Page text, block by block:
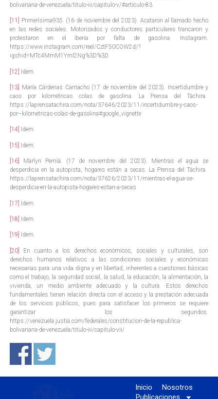
bolivariana-de-venezuela/titulo-iii/capitulo-v/#articulo-83
[11]
Primerísima935. (16 de noviembre del 2023). Acataron al llamado hecho
en las redes sociales. Motorizados y conductores particulares trancaron y
protestaron en el Iberia por falta de gasolina. Instagram.
https://www.instagram.com/reel/CztF50COW2d/?
igshid=MTc4MmM1YmI2Ng%3D%3D
[12] Idem.
[13]
María Cárdenas Camacho (17 de noviembre del 2023). Incertidumbre y
caos por kilométricas colas de gasolina. La Prensa del Táchira.
https://laprensatachira.com/nota/37646/2023/11/incertidumbre-y-caos-
por–kilometricas-colas-de-gasolina#google_vignette
[14] Idem.
[15] Idem.
[16]
Marlyn Pernía. (17 de noviembre del 2023). Mientras el agua se
desperdicia en la autopista, hogares están a secas. La Prensa del Táchira.
https://laprensatachira.com/nota/37626/2023/11/mientras-el-agua-se-
desperdicia-en-la-autopista-hogares-estan-a-secas
[17] Idem.
[18] Idem.
[19] Idem.
[20]
En cuanto a los derechos económicos, sociales y culturales, son
derechos humanos relativos a las condiciones sociales y económicas
necesarias para una vida digna y en libertad, inherentes a cuestiones básicas
como el trabajo, la seguridad social, la salud, la educación, la alimentación, la
vivienda, un medio ambiente adecuado y la cultura. Estos derechos
fundamentales tienen relación directa con el acceso y la prestación adecuada
de los servicios públicos, pues para satisfacer los primeros se requiere
garantizar los segundos.
https://venezuela.justia.com/federales/constitucion-de-la-republica-
bolivariana-de-venezuela/titulo-iii/capitulo-vii/
Inicio
Nosotros
Publicaciones